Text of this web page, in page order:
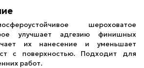
шероховатое
улучшает адгезию финишных
их нанесение и уменьшает
с поверхностью. Подходит для
работ.